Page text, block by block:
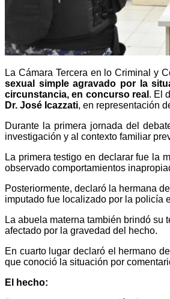
La Cámara Tercera en lo Criminal y
sexual simple agravado por la
circunstancia, en concurso real . El
Dr. José Icazzati, en representación
Durante la primera jornada del
investigación y al contexto familiar
La primera testigo en declarar fue la
observado comportamientos
Posteriormente, declaró la hermana
imputado fue localizado por la policía
La abuela materna también brindó
afectado por la gravedad del hecho.
En cuarto lugar declaró el hermano
que conoció la situación por
El hecho: